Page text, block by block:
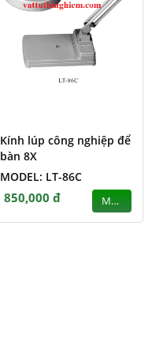
Kính lúp công nghiệp để
bàn 8X
MODEL: LT-86C
850,000 đ MUA